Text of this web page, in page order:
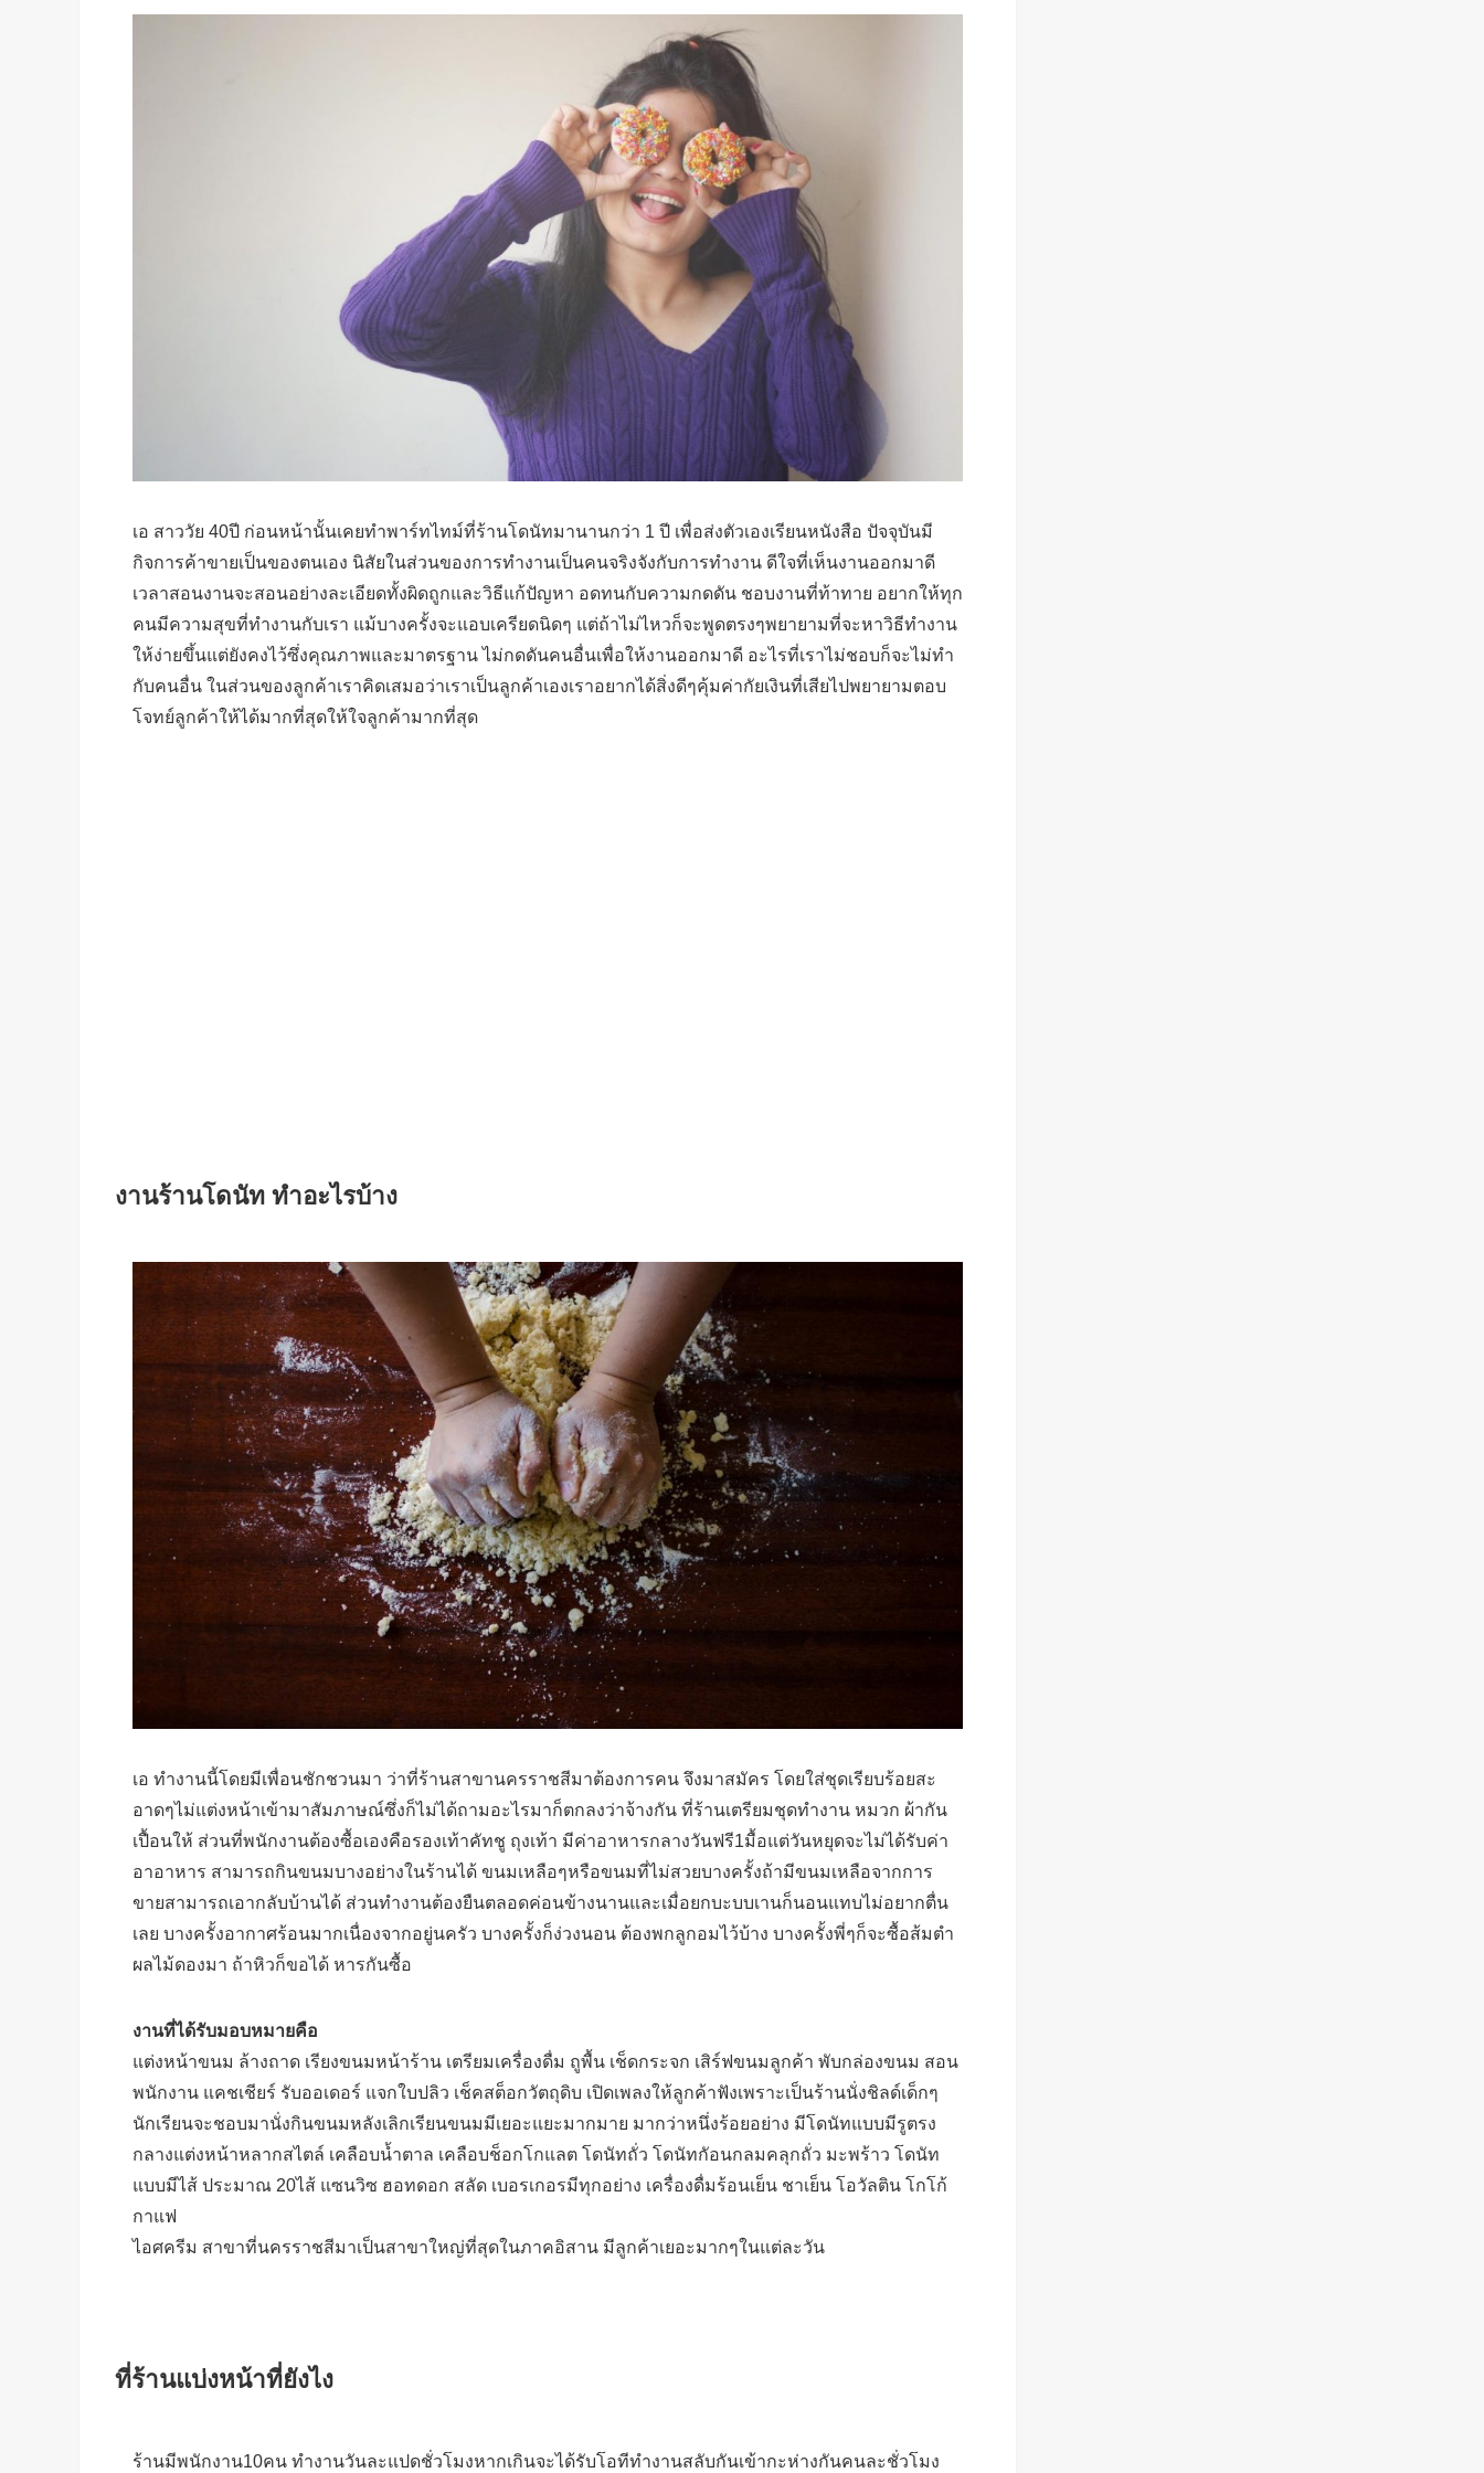
เอ สาววัย 40ปี ก่อนหน้านั้นเคยทำพาร์ทไทม์ที่ร้านโดนัทมานานกว่า 1 ปี เพื่อส่งตัวเองเรียนหนังสือ ปัจจุบันมี
กิจการค้าขายเป็นของตนเอง นิสัยในส่วนของการทำงานเป็นคนจริงจังกับการทำงาน ดีใจที่เห็นงานออกมาดี
เวลาสอนงานจะสอนอย่างละเอียดทั้งผิดถูกและวิธีแก้ปัญหา อดทนกับความกดดัน ชอบงานที่ท้าทาย อยากให้ทุก
คนมีความสุขที่ทำงานกับเรา แม้บางครั้งจะแอบเครียดนิดๆ แต่ถ้าไม่ไหวก็จะพูดตรงๆพยายามที่จะหาวิธีทำงาน
ให้ง่ายขึ้นแต่ยังคงไว้ซึ่งคุณภาพและมาตรฐาน ไม่กดดันคนอื่นเพื่อให้งานออกมาดี อะไรที่เราไม่ชอบก็จะไม่ทำ
กับคนอื่น ในส่วนของลูกค้าเราคิดเสมอว่าเราเป็นลูกค้าเองเราอยากได้สิ่งดีๆคุ้มค่ากัยเงินที่เสียไปพยายามตอบ
โจทย์ลูกค้าให้ได้มากที่สุดให้ใจลูกค้ามากที่สุด
งานร้านโดนัท ทำอะไรบ้าง
เอ ทำงานนี้โดยมีเพื่อนชักชวนมา ว่าที่ร้านสาขานครราชสีมาต้องการคน จึงมาสมัคร โดยใส่ชุดเรียบร้อยสะ
อาดๆไม่แต่งหน้าเข้ามาสัมภาษณ์ซึ่งก็ไม่ได้ถามอะไรมาก็ตกลงว่าจ้างกัน ที่ร้านเตรียมชุดทำงาน หมวก ผ้ากัน
เปื้อนให้ ส่วนที่พนักงานต้องซื้อเองคือรองเท้าคัทชู ถุงเท้า มีค่าอาหารกลางวันฟรี1มื้อแต่วันหยุดจะไม่ได้รับค่า
อาอาหาร สามารถกินขนมบางอย่างในร้านได้ ขนมเหลือๆหรือขนมที่ไม่สวยบางครั้งถ้ามีขนมเหลือจากการ
ขายสามารถเอากลับบ้านได้ ส่วนทำงานต้องยืนตลอดค่อนข้างนานและเมื่อยกบะบบเานก็นอนแทบไม่อยากตื่น
เลย บางครั้งอากาศร้อนมากเนื่องจากอยู่นครัว บางครั้งก็ง่วงนอน ต้องพกลูกอมไว้บ้าง บางครั้งพี่ๆก็จะซื้อส้มตำ
ผลไม้ดองมา ถ้าหิวก็ขอได้ หารกันซื้อ
งานที่ได้รับมอบหมายคือ
แต่งหน้าขนม ล้างถาด เรียงขนมหน้าร้าน เตรียมเครื่องดื่ม ถูพื้น เช็ดกระจก เสิร์ฟขนมลูกค้า พับกล่องขนม สอน
พนักงาน แคชเชียร์ รับออเดอร์ แจกใบปลิว เช็คสต็อกวัตถุดิบ เปิดเพลงให้ลูกค้าฟังเพราะเป็นร้านนั่งชิลด์เด็กๆ
นักเรียนจะชอบมานั่งกินขนมหลังเลิกเรียนขนมมีเยอะแยะมากมาย มากว่าหนึ่งร้อยอย่าง มีโดนัทแบบมีรูตรง
กลางแต่งหน้าหลากสไตล์ เคลือบน้ำตาล เคลือบช็อกโกแลต โดนัทถั่ว โดนัทกัอนกลมคลุกถั่ว มะพร้าว โดนัท
แบบมีไส้ ประมาณ 20ไส้ แซนวิซ ฮอทดอก สลัด เบอรเกอรมีทุกอย่าง เครื่องดื่มร้อนเย็น ชาเย็น โอวัลติน โกโก้
กาแฟ
ไอศครีม สาขาที่นครราชสีมาเป็นสาขาใหญ่ที่สุดในภาคอิสาน มีลูกค้าเยอะมากๆในแต่ละวัน
ที่ร้านแบ่งหน้าที่ยังไง
ร้านมีพนักงาน10คน ทำงานวันละแปดชั่วโมงหากเกินจะได้รับโอทีทำงานสลับกันเข้ากะห่างกันคนละชั่วโมง